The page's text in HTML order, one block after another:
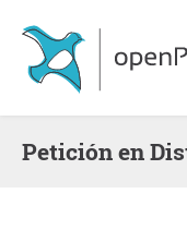
Petición en